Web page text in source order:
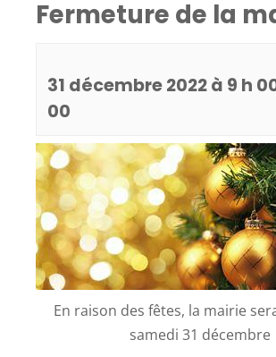
Fermeture de la
31 décembre 2022 à 9 h
00
En raison des fêtes, la mairie
samedi 31 décembre